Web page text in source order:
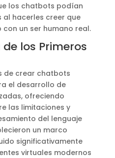
los chatbots podían
al hacerles creer que
un ser humano real.
los Primeros
de crear chatbots
el desarrollo de
ofreciendo
las limitaciones y
del lenguaje
un marco
significativamente
virtuales modernos